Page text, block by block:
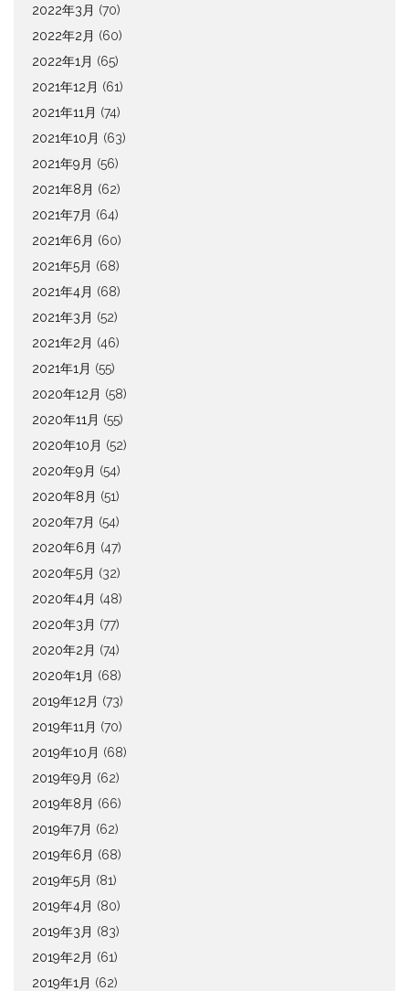
2022年3月 (70)
2022年2月 (60)
2022年1月 (65)
2021年12月 (61)
2021年11月 (74)
2021年10月 (63)
2021年9月 (56)
2021年8月 (62)
2021年7月 (64)
2021年6月 (60)
2021年5月 (68)
2021年4月 (68)
2021年3月 (52)
2021年2月 (46)
2021年1月 (55)
2020年12月 (58)
2020年11月 (55)
2020年10月 (52)
2020年9月 (54)
2020年8月 (51)
2020年7月 (54)
2020年6月 (47)
2020年5月 (32)
2020年4月 (48)
2020年3月 (77)
2020年2月 (74)
2020年1月 (68)
2019年12月 (73)
2019年11月 (70)
2019年10月 (68)
2019年9月 (62)
2019年8月 (66)
2019年7月 (62)
2019年6月 (68)
2019年5月 (81)
2019年4月 (80)
2019年3月 (83)
2019年2月 (61)
2019年1月 (62)